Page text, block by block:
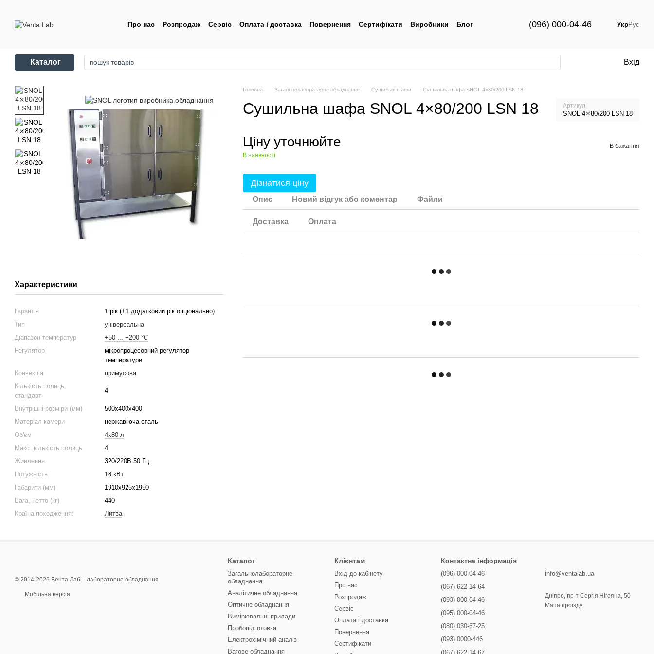
Про нас Розпродаж Сервіс Оплата і доставка Повернення Сертифікати Виробники
Блог
(096) 000-04-46 УкрРус
Каталог Вхід
Характеристики
Гарантія
1 рік (+1 додатковий рік опціонально)
Тип
універсальна
Діапазон температур
+50 ... +200 °С
Регулятор
мікропроцесорний регулятор
температури
Конвекція
примусова
Кількість полиць,
стандарт
4
Внутрішні розміри (мм)
500x400x400
Матеріал камери
нержавіюча сталь
Об'єм
4x80 л
Макс. кількість полиць
4
Живлення
320/220В 50 Гц
Потужність
18 кВт
Габарити (мм)
1910x925x1950
Вага, нетто (кг)
440
Країна походження:
Литва
Головна Загальнолабораторне обладнання Сушильні шафи Сушильна шафа SNOL 4×80/200 LSN 18
Сушильна шафа SNOL 4×80/200 LSN 18 Артикул
SNOL 4⨯80/200 LSN 18
Ціну уточнюйте
В наявності
В бажання
Дізнатися ціну
Опис Новий відгук або коментар Файли
Доставка Оплата
© 2014-2026 Вента Лаб – лабораторне обладнання
Мобільна версія
Каталог
Загальнолабораторне
обладнання
Аналітичне обладнання
Оптичне обладнання
Вимірювальні прилади
Пробопідготовка
Електрохімічний аналіз
Вагове обладнання
Клієнтам
Вхід до кабінету
Про нас
Розпродаж
Сервіс
Оплата і доставка
Повернення
Сертифікати
Контактна інформація
(096) 000-04-46
(067) 622-14-64
(093) 000-04-46
(095) 000-04-46
(080) 030-67-25
(093) 0000-446
(067) 622-14-67
info@ventalab.ua
Дніпро, пр-т Сергія Нігояна, 50
Мапа проїзду